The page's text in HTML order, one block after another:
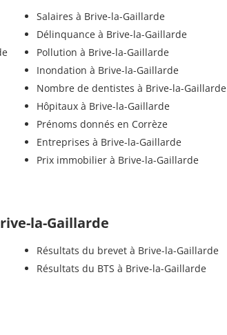
Salaires à Brive-la-Gaillarde
Délinquance à Brive-la-Gaillarde
Pollution à Brive-la-Gaillarde
Inondation à Brive-la-Gaillarde
Nombre de dentistes à Brive-la-Gaillarde
Hôpitaux à Brive-la-Gaillarde
Prénoms donnés en Corrèze
Entreprises à Brive-la-Gaillarde
Prix immobilier à Brive-la-Gaillarde
la-Gaillarde
Résultats du brevet à Brive-la-Gaillarde
Résultats du BTS à Brive-la-Gaillarde